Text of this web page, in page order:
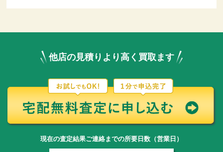
他店の見積りより高く買取ます
現在の査定結果ご連絡までの所要日数（営業日）